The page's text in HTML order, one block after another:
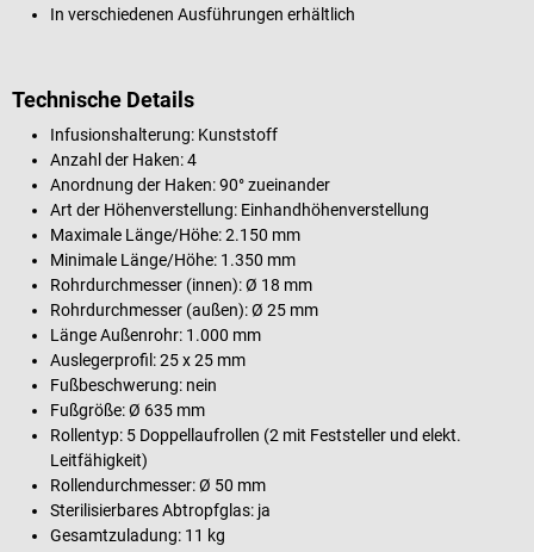
In verschiedenen Ausführungen erhältlich
Technische Details
Infusionshalterung: Kunststoff
Anzahl der Haken: 4
Anordnung der Haken: 90° zueinander
Art der Höhenverstellung: Einhandhöhenverstellung
Maximale Länge/Höhe: 2.150 mm
Minimale Länge/Höhe: 1.350 mm
Rohrdurchmesser (innen): Ø 18 mm
Rohrdurchmesser (außen): Ø 25 mm
Länge Außenrohr: 1.000 mm
Auslegerprofil: 25 x 25 mm
Fußbeschwerung: nein
Fußgröße: Ø 635 mm
Rollentyp: 5 Doppellaufrollen (2 mit Feststeller und elekt.
Leitfähigkeit)
Rollendurchmesser: Ø 50 mm
Sterilisierbares Abtropfglas: ja
Gesamtzuladung: 11 kg